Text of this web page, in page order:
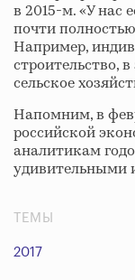
в 2015-м. «У нас
почти
Например,
строительство,
сельское
Напомним, в
российской
аналитикам
удивительными
ТЕМЫ
2017